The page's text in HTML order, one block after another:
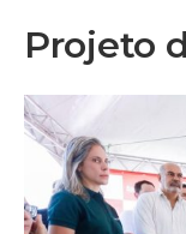
Projeto